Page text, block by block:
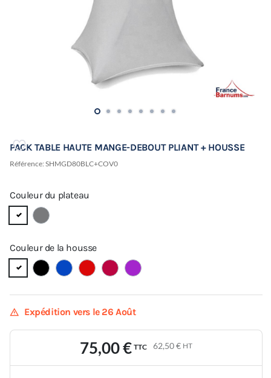
PACK TABLE HAUTE MANGE-DEBOUT PLIANT + HOUSSE
Référence: SHMGD80BLC+COV0
Couleur du plateau
Couleur de la housse
warning Expédition vers le 26 Août
75,00 € TTC 62,50 € HT